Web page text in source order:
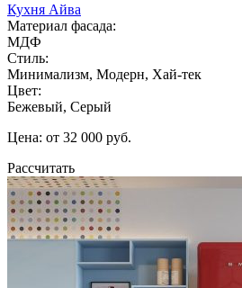
Кухня Айва
Материал фасада:
МДФ
Стиль:
Минимализм, Модерн, Хай-тек
Цвет:
Бежевый, Серый
Цена: от 32 000 руб.
Рассчитать